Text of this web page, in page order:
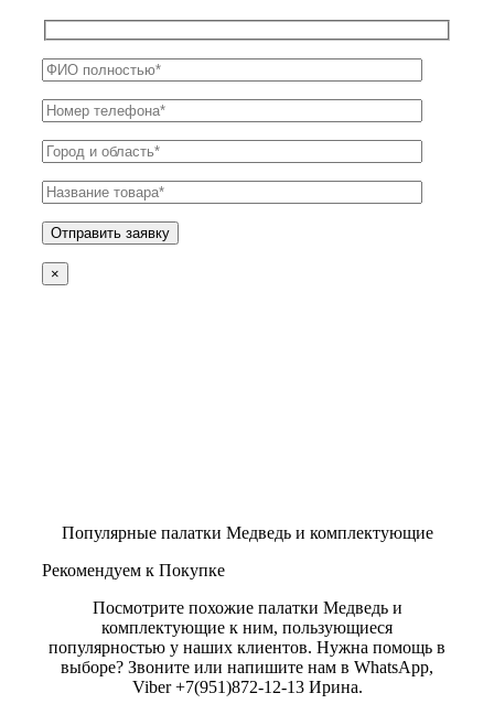
×
Популярные палатки Медведь и комплектующие
Рекомендуем к Покупке
Посмотрите похожие палатки Медведь и
комплектующие к ним, пользующиеся
популярностью у наших клиентов. Нужна помощь в
выборе? Звоните или напишите нам в WhatsApp,
Viber +7(951)872-12-13 Ирина.